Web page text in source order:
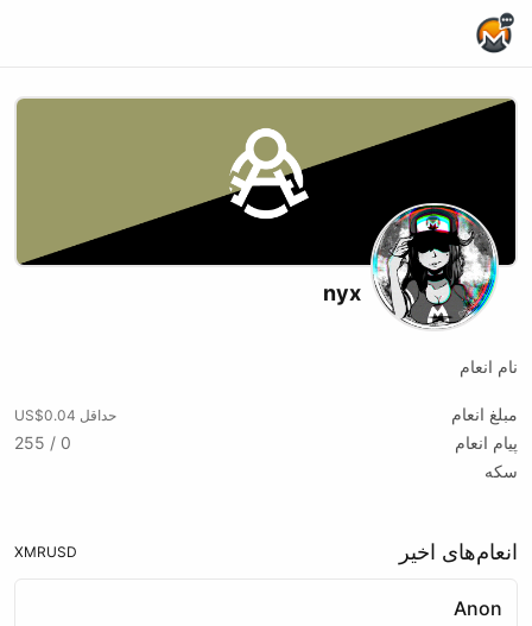
nyx
نام انعام
مبلغ انعام حداقل US$0.04
پیام انعام
0 / 255
سکه
انعام‌های اخیر USD
XMR
Anon